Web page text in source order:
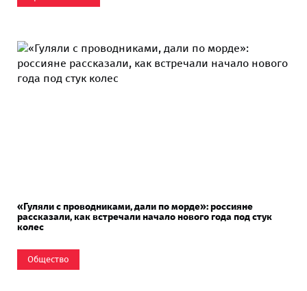
«Гуляли с проводниками, дали по морде»: россияне
рассказали, как встречали начало нового года под стук
колес
Общество